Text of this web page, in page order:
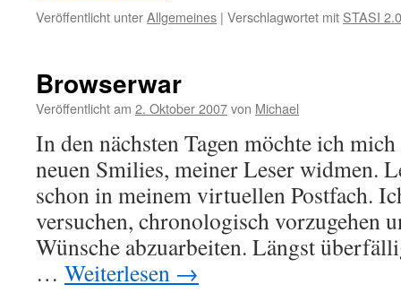
Veröffentlicht unterAllgemeines | Verschlagwortet mit STASI 2.0
Browserwar
Veröffentlicht am 2. Oktober 2007von Michael
In den nächsten Tagen möchte ich
neuen Smilies, meiner Leser widmen.
schon in meinem virtuellen Postfach.
versuchen, chronologisch vorzugehen
Wünsche abzuarbeiten. Längst
… Weiterlesen →